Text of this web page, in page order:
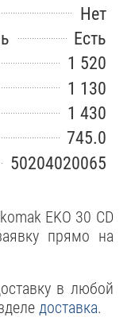
Нет
Есть
1 520
1 130
1 430
745.0
50204020065
EKO 30 CD
прямо на
в любой
доставка.